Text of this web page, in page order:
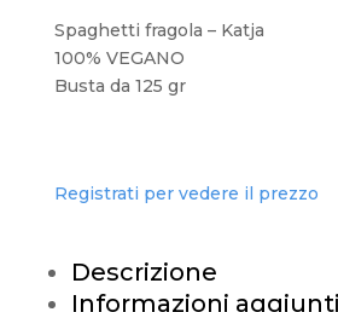
Spaghetti fragola – Katja
100% VEGANO
Busta da 125 gr
Registrati per vedere il prezzo
Descrizione
Informazioni